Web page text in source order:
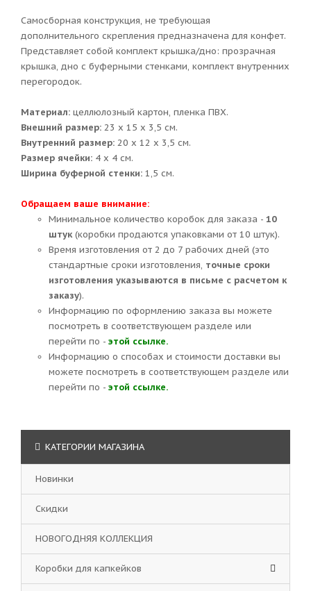
Самосборная конструкция, не требующая
дополнительного скрепления предназначена для конфет.
Представляет собой комплект крышка/дно: прозрачная
крышка, дно с буферными стенками, комплект внутренних
перегородок.
Материал: целлюлозный картон, пленка ПВХ.
Внешний размер: 23 х 15 х 3,5 см.
Внутренний размер: 20 х 12 х 3,5 см.
Размер ячейки: 4 х 4 см.
Ширина буферной стенки: 1,5 см.
Обращаем ваше внимание:
Минимальное количество коробок для заказа - 10
штук(коробки продаются упаковками от 10 штук).
Время изготовления от 2 до 7 рабочих дней (это
стандартные сроки изготовления, точные сроки
изготовления указываются в письме с расчетом к
заказу).
Информацию по оформлению заказа вы можете
посмотреть в соответствующем разделе или
перейти по - этой ссылке.
Информацию о способах и стоимости доставки вы
можете посмотреть в соответствующем разделе или
перейти по - этой ссылке.
КАТЕГОРИИ МАГАЗИНА
Новинки
Скидки
НОВОГОДНЯЯ КОЛЛЕКЦИЯ
Коробки для капкейков